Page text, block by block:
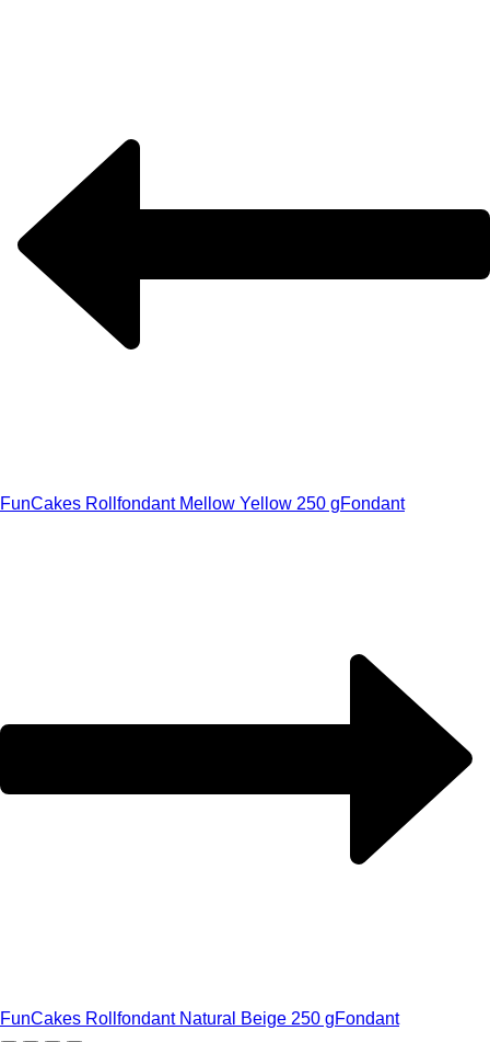
FunCakes Rollfondant Mellow Yellow 250 gFondant
FunCakes Rollfondant Natural Beige 250 gFondant